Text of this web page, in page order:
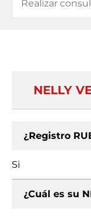
NELLY
¿Registro
Si
¿Cuál es su